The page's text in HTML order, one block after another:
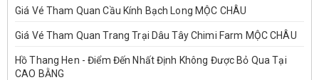
Giá Vé Tham Quan Cầu Kính Bạch Long MỘC CHÂU
Giá Vé Tham Quan Trang Trại Dâu Tây Chimi Farm MỘC CHÂU
Hồ Thang Hen - Điểm Đến Nhất Định Không Được Bỏ Qua Tại
CAO BẰNG